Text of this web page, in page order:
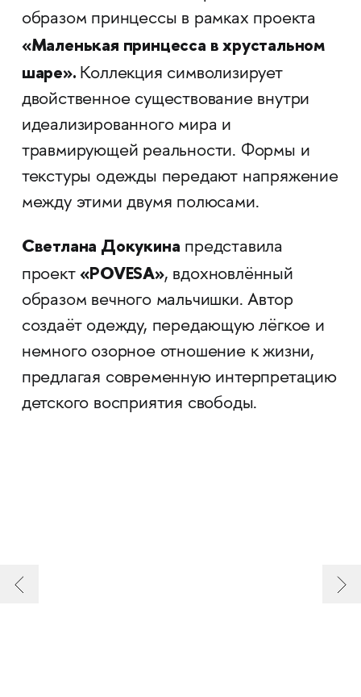
образом принцессы в рамках проекта
«Маленькая принцесса в хрустальном
шаре». Коллекция символизирует
двойственное существование внутри
идеализированного мира и
травмирующей реальности. Формы и
текстуры одежды передают напряжение
между этими двумя полюсами.
Светлана Докукина представила
проект«POVESA», вдохновлённый
образом вечного мальчишки. Автор
создаёт одежду, передающую лёгкое и
немного озорное отношение к жизни,
предлагая современную интерпретацию
детского восприятия свободы.